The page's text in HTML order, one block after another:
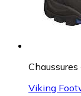
Viking